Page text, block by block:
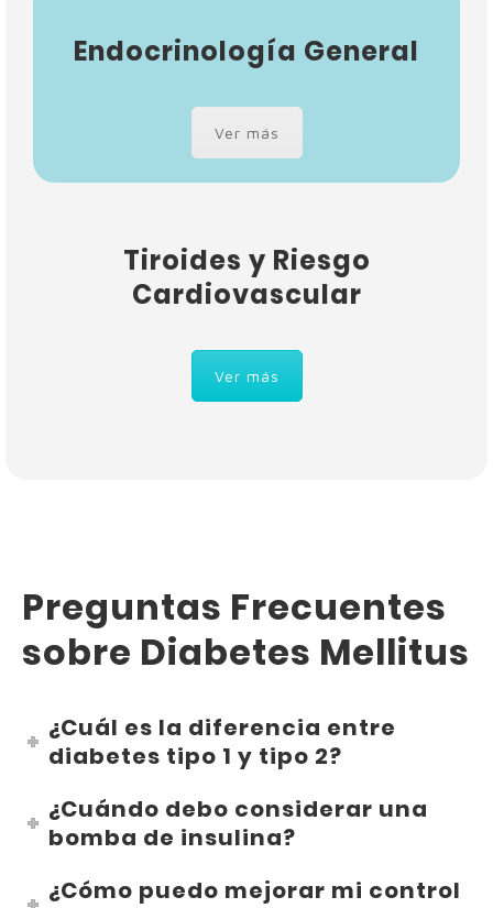
Endocrinología General
Ver más
Tiroides y Riesgo
Cardiovascular
Ver más
Preguntas Frecuentes
sobre Diabetes Mellitus
¿Cuál es la diferencia entre
diabetes tipo 1 y tipo 2?
¿Cuándo debo considerar una
bomba de insulina?
¿Cómo puedo mejorar mi control